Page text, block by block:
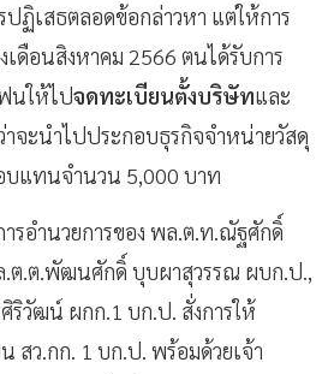
ปฏิเสธตลอดข้อกล่าวหา แต่ให้การ
เดือนสิงหาคม 2566 ตนได้รับการ
นให้ไปจดทะเบียนตั้งบริษัทและ
จะนำไปประกอบธุรกิจจำหน่ายวัสดุ
บแทนจำนวน 5,000 บาท
รอำนวยการของ พล.ต.ท.ณัฐศักดิ์
.ต.ต.พัฒนศักดิ์ บุบผาสุวรรณ ผบก.ป.,
วัฒน์ ผกก.1 บก.ป. สั่งการให้
สว.กก. 1 บก.ป. พร้อมด้วยเจ้า